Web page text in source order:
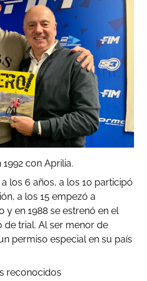
con Aprilia.
los 6 años, a los 10 participó
a los 15 empezó a
y en 1988 se estrenó en el
trial. Al ser menor de
permiso especial en su país
reconocidos